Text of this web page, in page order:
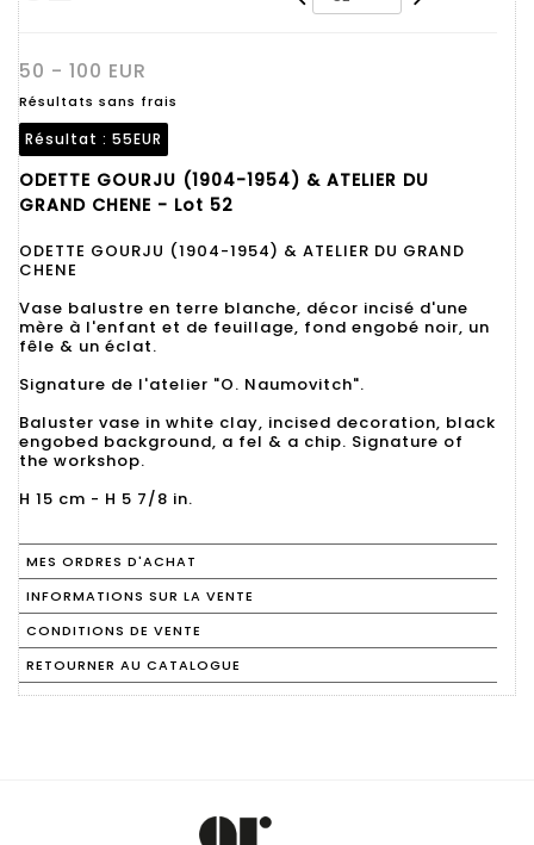
50 - 100 EUR
Résultats sans frais
Résultat : 55EUR
ODETTE GOURJU (1904-1954) & ATELIER DU
GRAND CHENE - Lot 52
ODETTE GOURJU (1904-1954) & ATELIER DU GRAND
CHENE
Vase balustre en terre blanche, décor incisé d'une
mère à l'enfant et de feuillage, fond engobé noir, un
fêle & un éclat.
Signature de l'atelier "O. Naumovitch".
Baluster vase in white clay, incised decoration, black
engobed background, a fel & a chip. Signature of
the workshop.
H 15 cm - H 5 7/8 in.
MES ORDRES D'ACHAT
INFORMATIONS SUR LA VENTE
CONDITIONS DE VENTE
RETOURNER AU CATALOGUE